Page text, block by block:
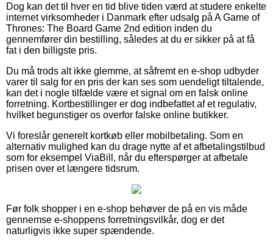
Dog kan det til hver en tid blive tiden værd at studere enkelte
internet virksomheder i Danmark efter udsalg på A Game of
Thrones: The Board Game 2nd edition inden du
gennemfører din bestilling, således at du er sikker på at få
fat i den billigste pris.
Du må trods alt ikke glemme, at såfremt en e-shop udbyder
varer til salg for en pris der kan ses som uendeligt tiltalende,
kan det i nogle tilfælde være et signal om en falsk online
forretning. Kortbestillinger er dog indbefattet af et regulativ,
hvilket begunstiger os overfor falske online butikker.
Vi foreslår generelt kortkøb eller mobilbetaling. Som en
alternativ mulighed kan du drage nytte af et afbetalingstilbud
som for eksempel ViaBill, når du efterspørger at afbetale
prisen over et længere tidsrum.
Før folk shopper i en e-shop behøver de på en vis måde
gennemse e-shoppens forretningsvilkår, dog er det
naturligvis ikke super spændende.